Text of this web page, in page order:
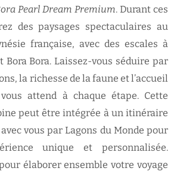
Pearl Dream Premium. Durant ces
des paysages spectaculaires au
française, avec des escales à
Bora Bora. Laissez-vous séduire par
la richesse de la faune et l’accueil
attend à chaque étape. Cette
peut être intégrée à un itinéraire
vous par Lagons du Monde pour
unique et personnalisée.
élaborer ensemble votre voyage